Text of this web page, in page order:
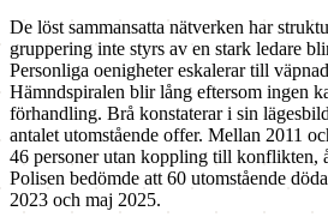
De löst sammansatta nätverken har
gruppering inte styrs av en stark ledare
Personliga oenigheter eskalerar till
Hämndspiralen blir lång eftersom ingen
förhandling. Brå konstaterar i sin
antalet utomstående offer. Mellan 2011
46 personer utan koppling till konflikten,
Polisen bedömde att 60 utomstående
2023 och maj 2025.